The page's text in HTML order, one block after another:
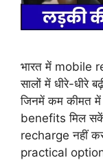
भारत में mobile
सालों में धीरे-धीरे
जिनमें कम कीमत
benefits मिल
recharge नहीं
practical